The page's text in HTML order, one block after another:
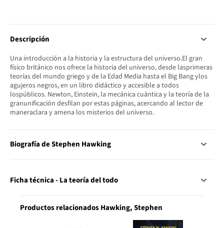
Descripción
Una introducción a la historia y la estructura del universo.El gran
físico británico nos ofrece la historia del universo, desde lasprimeras
teorías del mundo griego y de la Edad Media hasta el Big Bang ylos
agujeros negros, en un libro didáctico y accesible a todos
lospúblicos. Newton, Einstein, la mecánica cuántica y la teoría de la
granunificación desfilan por estas páginas, acercando al lector de
maneraclara y amena los misterios del universo.
Biografía de Stephen Hawking
Ficha técnica - La teoría del todo
Productos relacionados Hawking, Stephen